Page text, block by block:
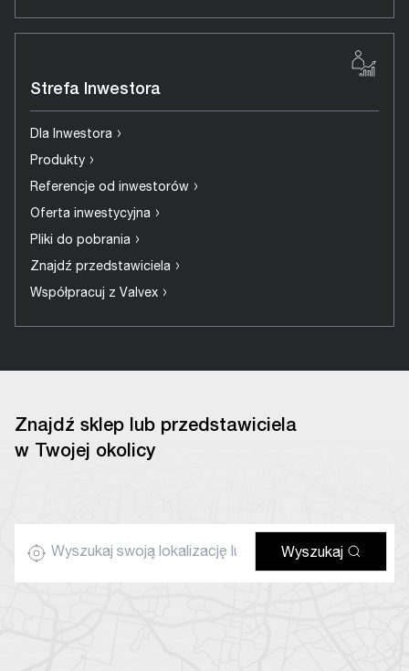
Strefa Inwestora
Dla Inwestora ›
Produkty ›
Referencje od inwestorów ›
Oferta inwestycyjna ›
Pliki do pobrania ›
Znajdź przedstawiciela ›
Współpracuj z Valvex ›
Znajdź sklep lub przedstawiciela
w Twojej okolicy
Wyszukaj